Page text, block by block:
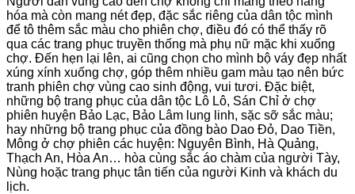
hóa mà còn mang nét đẹp, đặc sắc riêng của dân tộc mình
để tô thêm sắc màu cho phiên chợ, điều đó có thể thấy rõ
qua các trang phục truyền thống mà phụ nữ mặc khi xuống
chợ. Đến hẹn lại lên, ai cũng chọn cho mình bộ váy đẹp nhất
xúng xính xuống chợ, góp thêm nhiều gam màu tạo nên bức
tranh phiên chợ vùng cao sinh động, vui tươi. Đặc biệt,
những bộ trang phục của dân tộc Lô Lô, Sán Chỉ ở chợ
phiên huyện Bảo Lạc, Bảo Lâm lung linh, sặc sỡ sắc màu;
hay những bộ trang phục của đồng bào Dao Đỏ, Dao Tiền,
Mông ở chợ phiên các huyện: Nguyên Bình, Hà Quảng,
Thạch An, Hòa An… hòa cùng sắc áo chàm của người Tày,
Nùng hoặc trang phục tân tiến của người Kinh và khách du
lịch.